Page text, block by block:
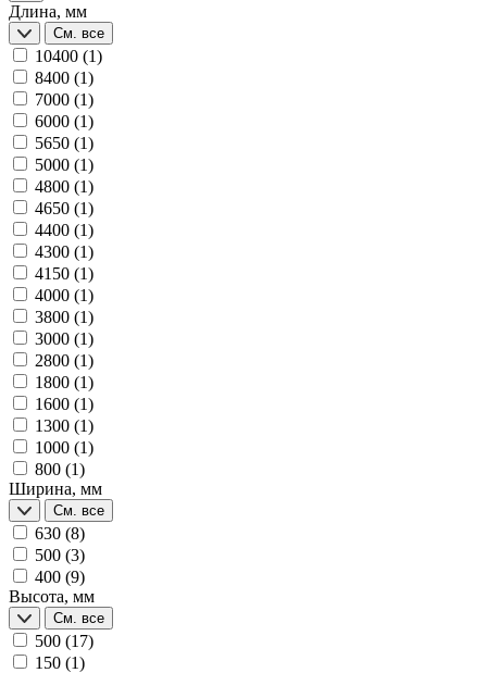
Длина, мм
См. все
10400 (1)
8400 (1)
7000 (1)
6000 (1)
5650 (1)
5000 (1)
4800 (1)
4650 (1)
4400 (1)
4300 (1)
4150 (1)
4000 (1)
3800 (1)
3000 (1)
2800 (1)
1800 (1)
1600 (1)
1300 (1)
1000 (1)
800 (1)
Ширина, мм
См. все
630 (8)
500 (3)
400 (9)
Высота, мм
См. все
500 (17)
150 (1)